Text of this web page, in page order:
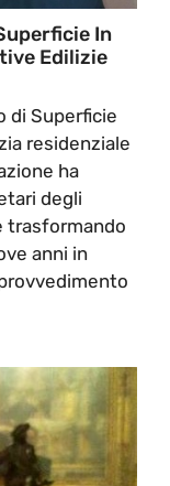
In
Edilizie
di Superficie
residenziale
ha
degli
trasformando
anni in